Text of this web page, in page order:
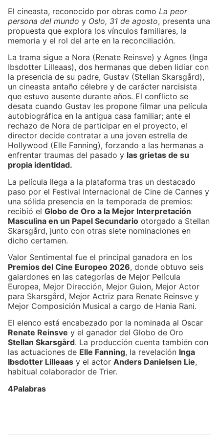
El cineasta, reconocido por obras como La peor
persona del mundo y Oslo, 31 de agosto, presenta una
propuesta que explora los vínculos familiares, la
memoria y el rol del arte en la reconciliación.
La trama sigue a Nora (Renate Reinsve) y Agnes (Inga
Ibsdotter Lilleaas), dos hermanas que deben lidiar con
la presencia de su padre, Gustav (Stellan Skarsgård),
un cineasta antaño célebre y de carácter narcisista
que estuvo ausente durante años. El conflicto se
desata cuando Gustav les propone filmar una película
autobiográfica en la antigua casa familiar; ante el
rechazo de Nora de participar en el proyecto, el
director decide contratar a una joven estrella de
Hollywood (Elle Fanning), forzando a las hermanas a
enfrentar traumas del pasado y las grietas de su
propia identidad.
La película llega a la plataforma tras un destacado
paso por el Festival Internacional de Cine de Cannes y
una sólida presencia en la temporada de premios:
recibió el Globo de Oro a la Mejor Interpretación
Masculina en un Papel Secundario otorgado a Stellan
Skarsgård, junto con otras siete nominaciones en
dicho certamen.
Valor Sentimental fue el principal ganadora en los
Premios del Cine Europeo 2026, donde obtuvo seis
galardones en las categorías de Mejor Película
Europea, Mejor Dirección, Mejor Guion, Mejor Actor
para Skarsgård, Mejor Actriz para Renate Reinsve y
Mejor Composición Musical a cargo de Hania Rani.
El elenco está encabezado por la nominada al Oscar
Renate Reinsve y el ganador del Globo de Oro
Stellan Skarsgård. La producción cuenta también con
las actuaciones de Elle Fanning, la revelación Inga
Ibsdotter Lilleaas y el actor Anders Danielsen Lie,
habitual colaborador de Trier.
4Palabras